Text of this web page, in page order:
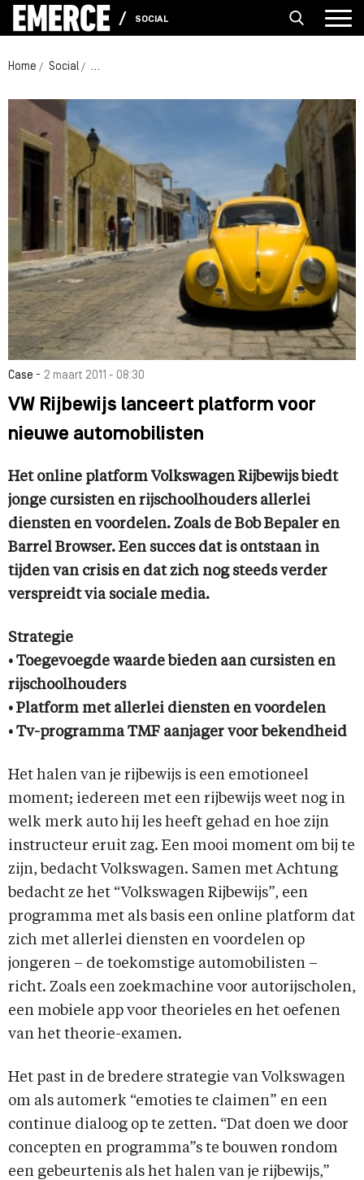
SOCIAL
Home Social VW Rijbewijs lanceert platform voor nieuwe
Case - 2 maart 2011 - 08:30
VW Rijbewijs lanceert platform voor
nieuwe automobilisten
Het online platform Volkswagen Rijbewijs biedt
jonge cursisten en rijschoolhouders allerlei
diensten en voordelen. Zoals de Bob Bepaler en
Barrel Browser. Een succes dat is ontstaan in
tijden van crisis en dat zich nog steeds verder
verspreidt via sociale media.
Strategie
• Toegevoegde waarde bieden aan cursisten en
rijschoolhouders
• Platform met allerlei diensten en voordelen
• Tv-programma TMF aanjager voor bekendheid
Het halen van je rijbewijs is een emotioneel
moment; iedereen met een rijbewijs weet nog in
welk merk auto hij les heeft gehad en hoe zijn
instructeur eruit zag. Een mooi moment om bij te
zijn, bedacht Volkswagen. Samen met Achtung
bedacht ze het “Volkswagen Rijbewijs”, een
programma met als basis een online platform dat
zich met allerlei diensten en voordelen op
jongeren – de toekomstige automobilisten –
richt. Zoals een zoekmachine voor autorijscholen,
een mobiele app voor theorieles en het oefenen
van het theorie-examen.
Het past in de bredere strategie van Volkswagen
om als automerk “emoties te claimen” en een
continue dialoog op te zetten. “Dat doen we door
concepten en programma”s te bouwen rondom
een gebeurtenis als het halen van je rijbewijs,”